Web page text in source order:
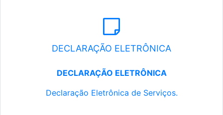
DECLARAÇÃO ELETRÔNICA
DECLARAÇÃO ELETRÔNICA
Declaração Eletrônica de Serviços.